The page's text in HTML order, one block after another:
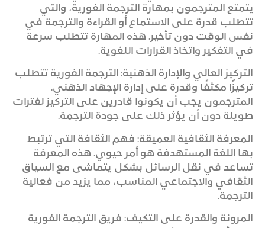
يتمتع المترجمون بمهارة الترجمة الفورية، والتي
تتطلب قدرة على الاستماع أو القراءة والترجمة في
نفس الوقت دون تأخير. هذه المهارة تتطلب سرعة
في التفكير واتخاذ القرارات اللغوية.
التركيز العالي والإدارة الذهنية: الترجمة الفورية تتطلب
تركيزًا مكثفًا وقدرة على إدارة الإجهاد الذهني.
المترجمون يجب أن يكونوا قادرين على التركيز لفترات
طويلة دون أن يؤثر ذلك على جودة الترجمة.
المعرفة الثقافية العميقة: فهم الثقافة التي ترتبط
بها اللغة المستهدفة هو أمر حيوي. هذه المعرفة
تساعد في نقل الرسائل بشكل يتماشى مع السياق
الثقافي والاجتماعي المناسب، مما يزيد من فعالية
الترجمة.
المرونة والقدرة على التكيف: فريق الترجمة الفورية